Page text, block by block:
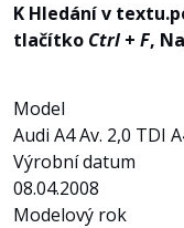
K Hledání v
tlačítko Ctrl+ F,
Model
Audi A4 Av. 2,0 TDI
Výrobní datum
08.04.2008
Modelový rok